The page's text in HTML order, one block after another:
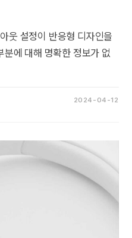
웃 설정이 반응형 디자인을
에 대해 명확한 정보가 없
2024-04-12